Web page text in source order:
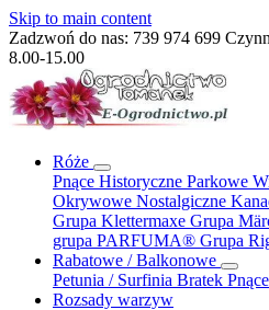
Skip to main content
Zadzwoń do nas: 739 974 699
8.00-15.00
Róże
Pnące Historyczne Parkowe
Okrywowe Nostalgiczne
Grupa Klettermaxe Grupa
grupa PARFUMA® Grupa
Rabatowe / Balkonowe
Petunia / Surfinia Bratek Pnące
Rozsady warzyw